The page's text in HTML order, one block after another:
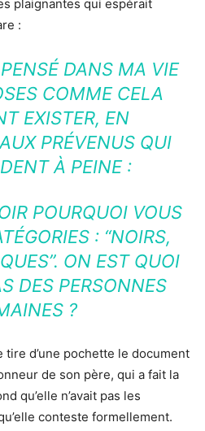
plaignantes qui espérait
:
DANS MA VIE
COMME CELA
EXISTER, EN
PRÉVENUS QUI
À PEINE :
POURQUOI VOUS
: “NOIRS,
ON EST QUOI
DES PERSONNES
?
d’une pochette le document
de son père, qui a fait la
qu’elle n’avait pas les
conteste formellement.